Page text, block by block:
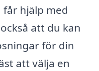
hjälp med
att du kan
för din
att välja en